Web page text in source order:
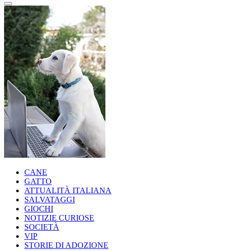
CANE
GATTO
ATTUALITÀ ITALIANA
SALVATAGGI
GIOCHI
NOTIZIE CURIOSE
SOCIETÀ
VIP
STORIE DI ADOZIONE